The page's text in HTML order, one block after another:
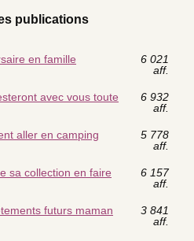
publications
en famille
6 021
aff.
avec vous toute
6 932
aff.
aller en camping
5 778
aff.
sa collection en faire
6 157
aff.
futurs maman
3 841
aff.